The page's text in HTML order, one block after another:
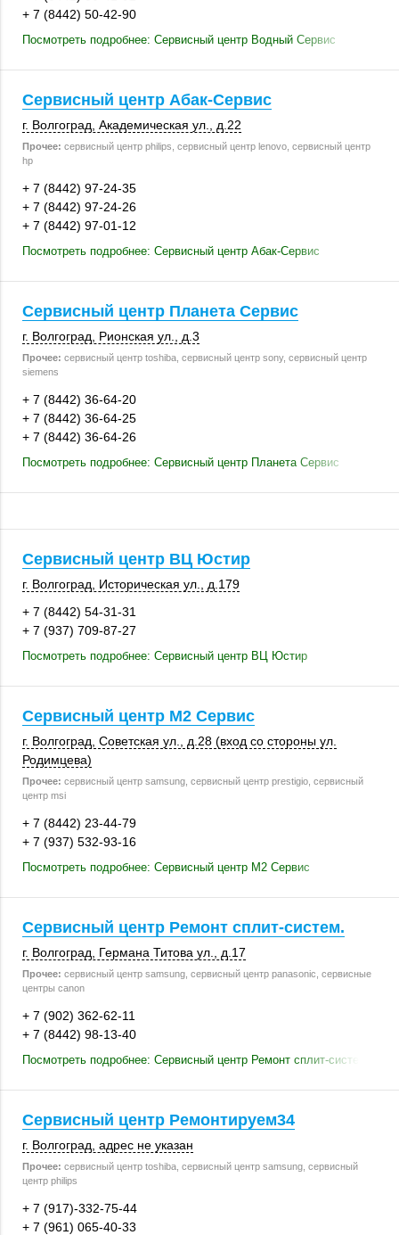
+ 7 (8442) 50-42-90
Посмотреть подробнее: Сервисный центр Водный Сервис
Сервисный центр Абак-Сервис
г. Волгоград Академическая ул. д.22
Прочее: сервисный центр philips, сервисный центр lenovo, сервисный центр
hp
+ 7 (8442) 97-24-35
+ 7 (8442) 97-24-26
+ 7 (8442) 97-01-12
Посмотреть подробнее: Сервисный центр Абак-Сервис
Сервисный центр Планета Сервис
г. Волгоград Рионская ул. д.3
Прочее: сервисный центр toshiba, сервисный центр sony, сервисный центр
siemens
+ 7 (8442) 36-64-20
+ 7 (8442) 36-64-25
+ 7 (8442) 36-64-26
Посмотреть подробнее: Сервисный центр Планета Сервис
Сервисный центр ВЦ Юстир
г. Волгоград Историческая ул.
д.179
+ 7 (8442) 54-31-31
+ 7 (937) 709-87-27
Посмотреть подробнее: Сервисный центр ВЦ Юстир
Сервисный центр М2 Сервис
г. Волгоград Советская ул.
, д.28 (вход со стороны ул.
Родимцева)
Прочее: сервисный центр samsung, сервисный центр prestigio, сервисный
центр msi
+ 7 (8442) 23-44-79
+ 7 (937) 532-93-16
Посмотреть подробнее: Сервисный центр М2 Сервис
Сервисный центр Ремонт сплит-систем.
г. Волгоград Германа Титова ул. д.17
Прочее: сервисный центр samsung, сервисный центр panasonic, сервисные
центры canon
+ 7 (902) 362-62-11
+ 7 (8442) 98-13-40
Посмотреть подробнее: Сервисный центр Ремонт сплит-систем.
Сервисный центр Ремонтируем34
г. Волгоград адрес не указан
Прочее: сервисный центр toshiba, сервисный центр samsung, сервисный
центр philips
+ 7 (917)-332-75-44
+ 7 (961) 065-40-33